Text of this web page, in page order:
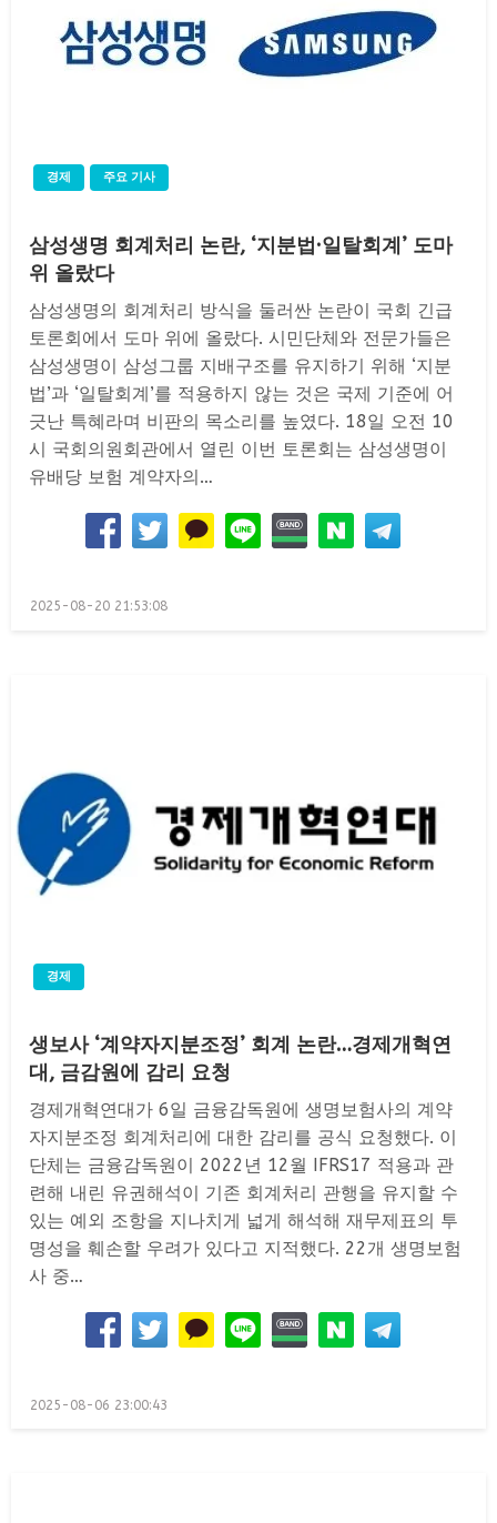
경제 주요 기사
삼성생명 회계처리 논란, ‘지분법·일탈회계’ 도마
위 올랐다
삼성생명의 회계처리 방식을 둘러싼 논란이 국회 긴급
토론회에서 도마 위에 올랐다. 시민단체와 전문가들은
삼성생명이 삼성그룹 지배구조를 유지하기 위해 ‘지분
법’과 ‘일탈회계’를 적용하지 않는 것은 국제 기준에 어
긋난 특혜라며 비판의 목소리를 높였다. 18일 오전 10
시 국회의원회관에서 열린 이번 토론회는 삼성생명이
유배당 보험 계약자의…
Posted
2025-08-20 21:53:08
경제
생보사 ‘계약자지분조정’ 회계 논란…경제개혁연
대, 금감원에 감리 요청
경제개혁연대가 6일 금융감독원에 생명보험사의 계약
자지분조정 회계처리에 대한 감리를 공식 요청했다. 이
단체는 금융감독원이 2022년 12월 IFRS17 적용과 관
련해 내린 유권해석이 기존 회계처리 관행을 유지할 수
있는 예외 조항을 지나치게 넓게 해석해 재무제표의 투
명성을 훼손할 우려가 있다고 지적했다. 22개 생명보험
사 중…
Posted
2025-08-06 23:00:43